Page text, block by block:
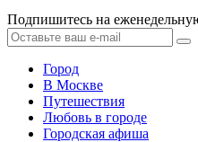
Подпишитесь на
Город
В Москве
Путешествия
Любовь в городе
Городская афиша